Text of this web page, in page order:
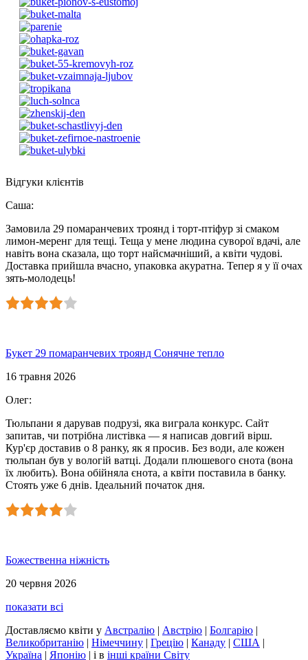
Відгуки клієнтів
Саша:
Замовила 29 помаранчевих троянд і торт-птіфур зі смаком
лимон-меренг для тещі. Теща у мене людина суворої вдачі, але
навіть вона сказала, що торт найсмачніший, а квіти чудові.
Доставка прийшла вчасно, упаковка акуратна. Тепер я у її очах
зять-молодець!
Букет 29 помаранчевих троянд Сонячне тепло
16 травня 2026
Олег:
Тюльпани я дарував подрузі, яка виграла конкурс. Сайт
запитав, чи потрібна листівка — я написав довгий вірш.
Кур'єр доставив о 8 ранку, як я просив. Без води, але кожен
тюльпан був у вологій ватці. Додали плюшевого єнота (вона
їх любить). Вона обійняла єнота, а квіти поставила в банку.
Стоять уже 6 днів. Ідеальний початок дня.
Божественна ніжність
20 червня 2026
показати всі
Доставляємо квіти у Австралію | Австрію | Болгарію |
Великобританію | Німеччину | Грецію | Канаду | США |
Україна | Японію | і в інші країни Світу